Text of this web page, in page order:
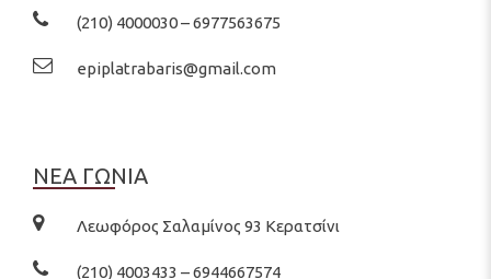
(210) 4000030 – 6977563675
epiplatrabaris@gmail.com
ΝΕΑ ΓΩΝΙΑ
Λεωφόρος Σαλαμίνος 93 Κερατσίνι
(210) 4003433 – 6944667574